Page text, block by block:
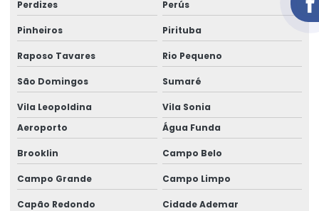
Aluguel de gerador em salvador
Aluguel de gerador trifásico
Aluguel de gerador trifásico em salvador
Aluguel de geradores de energia telefone
Aluguel de geradores para eventos
Aluguel de geradores para eventos valores
Aluguel de grupo gerador
Perdizes Perús
Pinheiros Pirituba
Raposo Tavares Rio Pequeno
São Domingos Sumaré
Vila Leopoldina
Vila Sonia
Aeroporto
Água Funda
Brooklin Campo Belo
Campo Grande Campo Limpo
Capão Redondo Cidade Ademar